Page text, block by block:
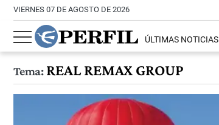
VIERNES 07 DE AGOSTO DE 2026
ÚLTIMAS NOTICIAS
Tema:REAL REMAX GROUP